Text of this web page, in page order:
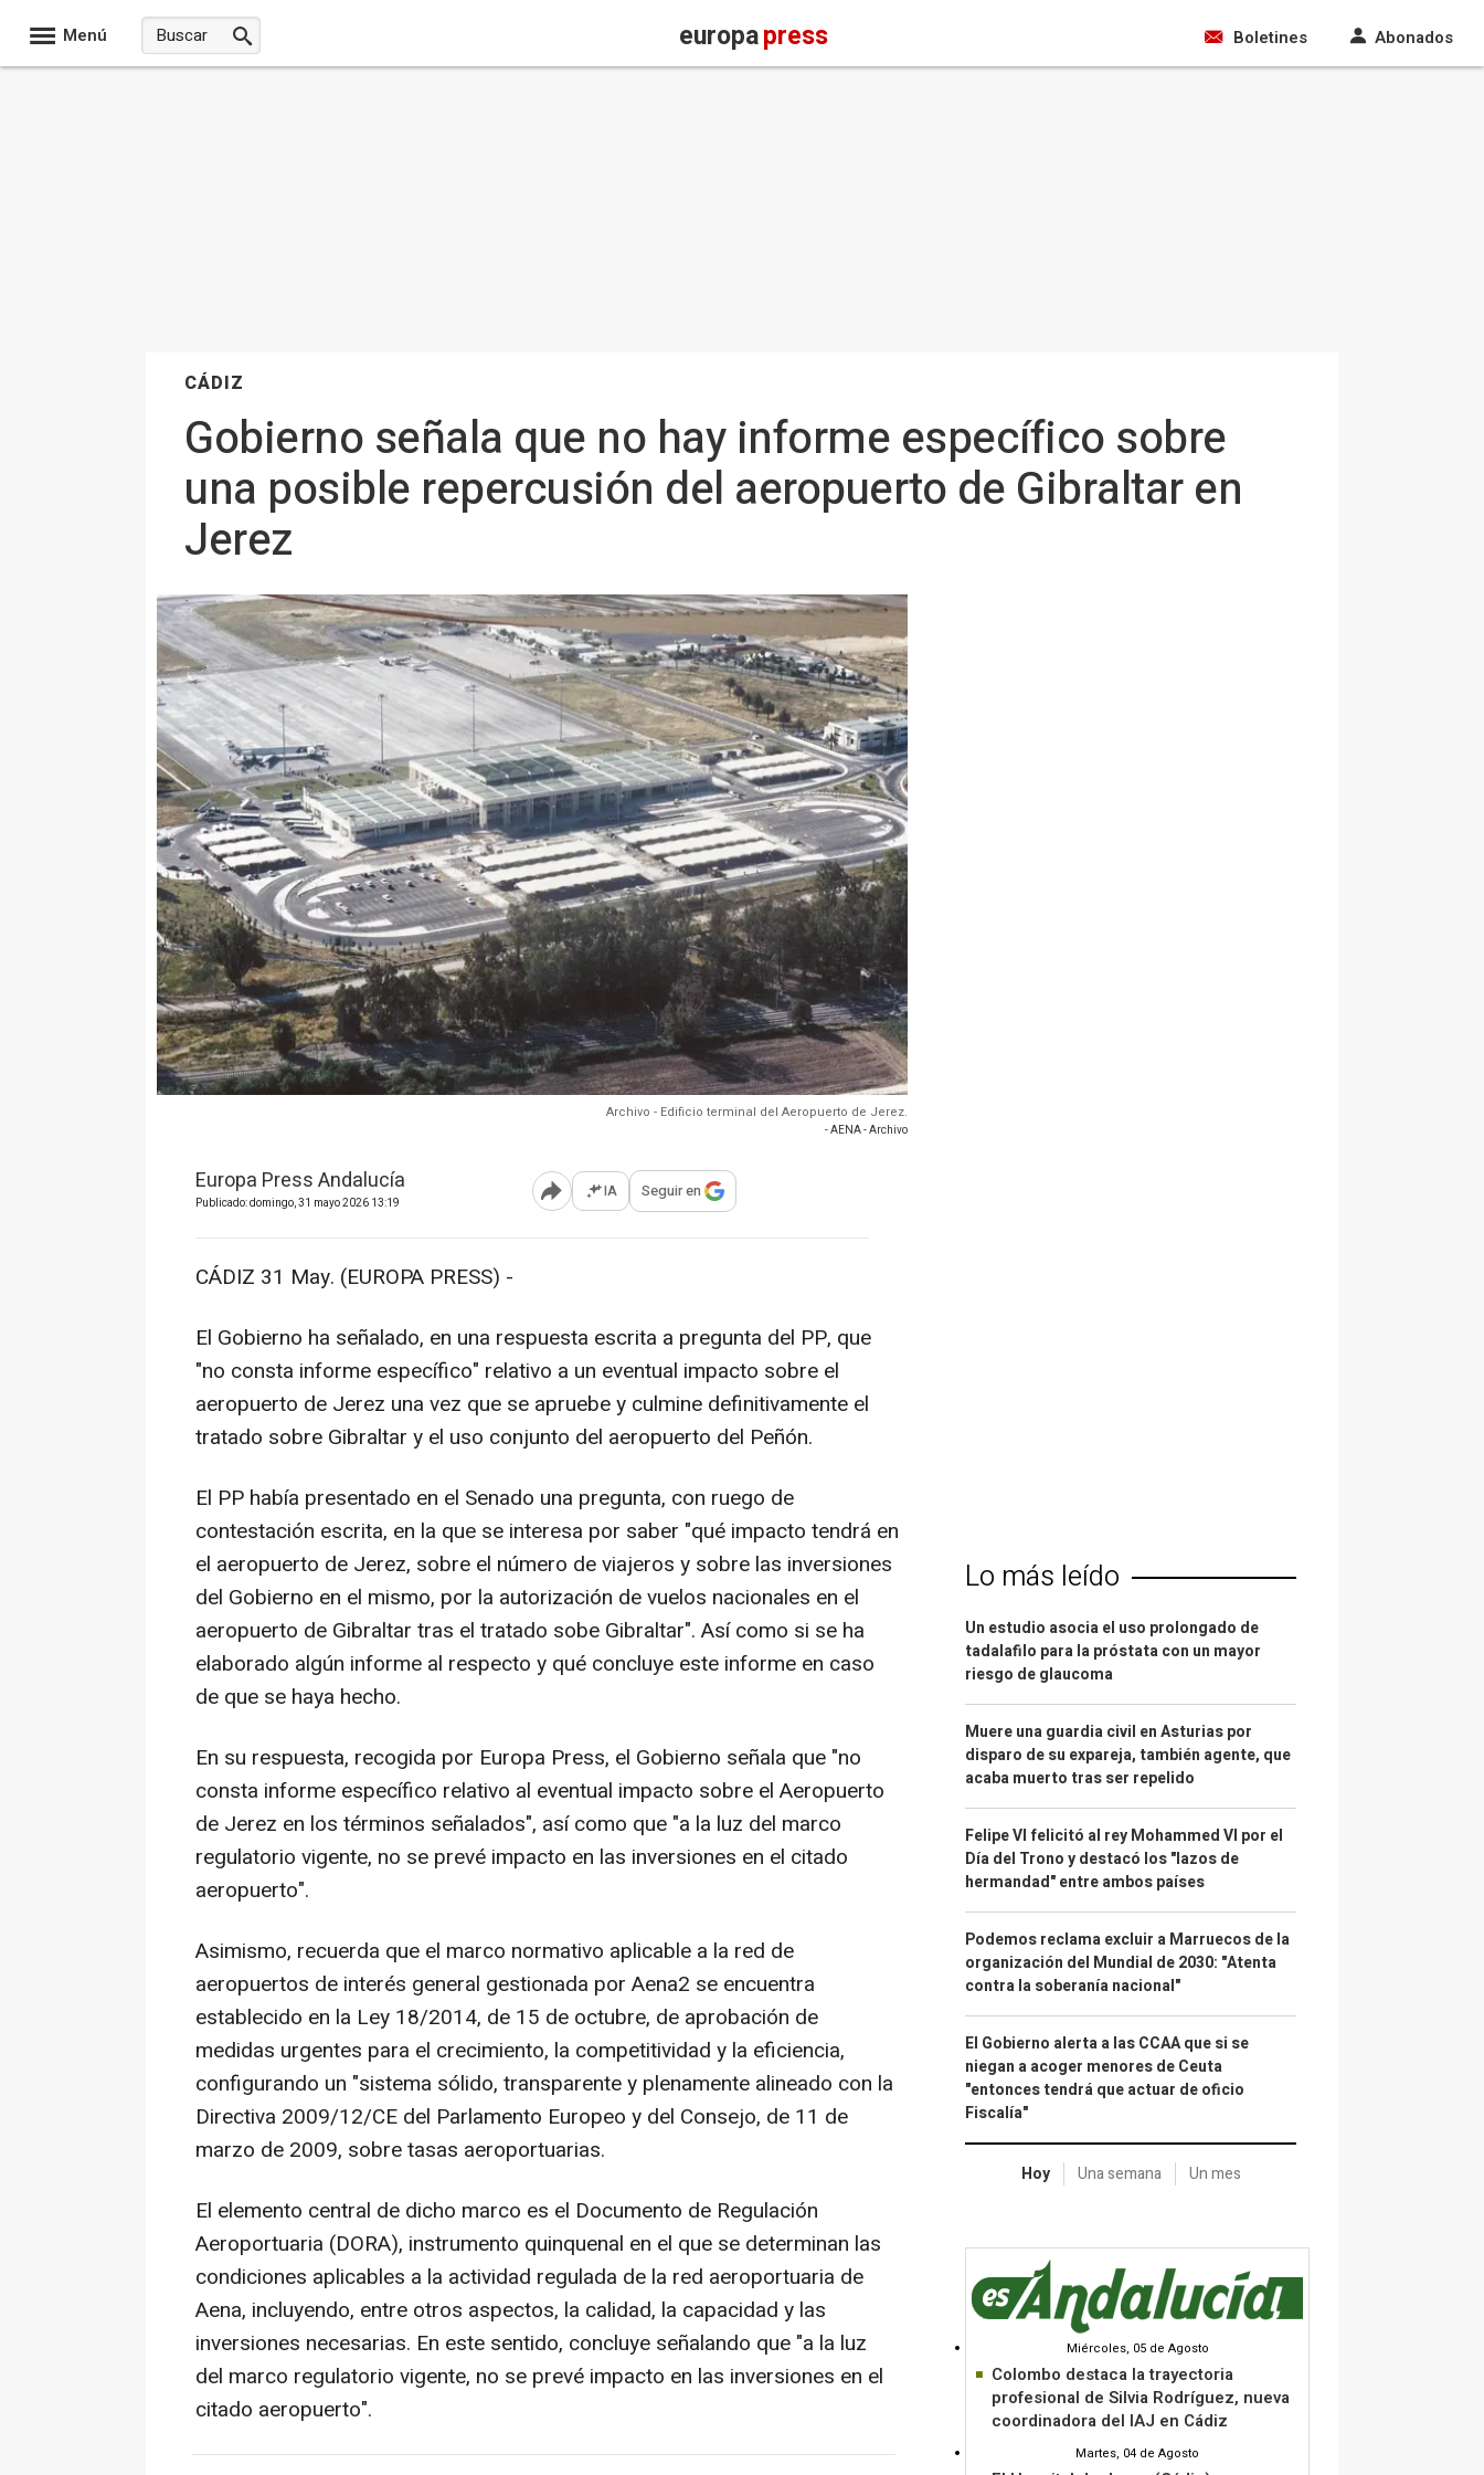
Menú europapress Boletines Abonados
CÁDIZ
Gobierno señala que no hay informe específico sobre
una posible repercusión del aeropuerto de Gibraltar en
Jerez
Archivo - Edificio terminal del Aeropuerto de Jerez.
- AENA - Archivo
Europa Press Andalucía
Publicado: domingo, 31 mayo 2026 13:19 Abrir opciones para compartir
IA Seguir en
CÁDIZ 31 May. (EUROPA PRESS) -
El Gobierno ha señalado, en una respuesta escrita a pregunta del PP, que
"no consta informe específico" relativo a un eventual impacto sobre el
aeropuerto de Jerez una vez que se apruebe y culmine definitivamente el
tratado sobre Gibraltar y el uso conjunto del aeropuerto del Peñón.
El PP había presentado en el Senado una pregunta, con ruego de
contestación escrita, en la que se interesa por saber "qué impacto tendrá en
el aeropuerto de Jerez, sobre el número de viajeros y sobre las inversiones
del Gobierno en el mismo, por la autorización de vuelos nacionales en el
aeropuerto de Gibraltar tras el tratado sobe Gibraltar". Así como si se ha
elaborado algún informe al respecto y qué concluye este informe en caso
de que se haya hecho.
En su respuesta, recogida por Europa Press, el Gobierno señala que "no
consta informe específico relativo al eventual impacto sobre el Aeropuerto
de Jerez en los términos señalados", así como que "a la luz del marco
regulatorio vigente, no se prevé impacto en las inversiones en el citado
aeropuerto".
Asimismo, recuerda que el marco normativo aplicable a la red de
aeropuertos de interés general gestionada por Aena2 se encuentra
establecido en la Ley 18/2014, de 15 de octubre, de aprobación de
medidas urgentes para el crecimiento, la competitividad y la eficiencia,
configurando un "sistema sólido, transparente y plenamente alineado con la
Directiva 2009/12/CE del Parlamento Europeo y del Consejo, de 11 de
marzo de 2009, sobre tasas aeroportuarias.
El elemento central de dicho marco es el Documento de Regulación
Aeroportuaria (DORA), instrumento quinquenal en el que se determinan las
condiciones aplicables a la actividad regulada de la red aeroportuaria de
Aena, incluyendo, entre otros aspectos, la calidad, la capacidad y las
inversiones necesarias. En este sentido, concluye señalando que "a la luz
del marco regulatorio vigente, no se prevé impacto en las inversiones en el
citado aeropuerto".
Lo más leído
Un estudio asocia el uso prolongado de
tadalafilo para la próstata con un mayor
riesgo de glaucoma
Muere una guardia civil en Asturias por
disparo de su expareja, también agente, que
acaba muerto tras ser repelido
Felipe VI felicitó al rey Mohammed VI por el
Día del Trono y destacó los "lazos de
hermandad" entre ambos países
Podemos reclama excluir a Marruecos de la
organización del Mundial de 2030: "Atenta
contra la soberanía nacional"
El Gobierno alerta a las CCAA que si se
niegan a acoger menores de Ceuta
"entonces tendrá que actuar de oficio
Fiscalía"
Hoy Una semana Un mes
Miércoles, 05 de Agosto
Colombo destaca la trayectoria
profesional de Silvia Rodríguez, nueva
coordinadora del IAJ en Cádiz
Martes, 04 de Agosto